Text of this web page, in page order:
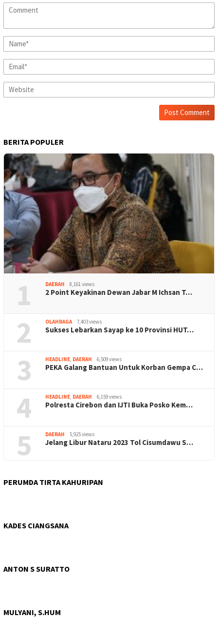
BERITA POPULER
1 DAERAH 8,161 views
2 Point Keyakinan Dewan Jabar M Ichsan T…
2 OLAHRAGA 7,403 views
Sukses Lebarkan Sayap ke 10 Provinsi HUT…
3 HEADLINE, DAERAH 6,509 views
PEKA Galang Bantuan Untuk Korban Gempa C…
4 HEADLINE, DAERAH 6,159 views
Polresta Cirebon dan IJTI Buka Posko Kem…
5 DAERAH 5,925 views
Jelang Libur Nataru 2023 Tol Cisumdawu S…
PERUMDA TIRTA KAHURIPAN
KADES CIANGSANA
ANTON S SURATTO
MULYANI, S.HUM